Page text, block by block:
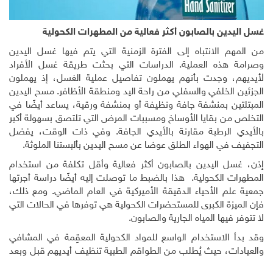
غسل اليدين بالصابون أكثر فعالية من المطهرات الكحولية
من المهم الانتباه إلى الفترة الزمنية التي يتم فيها غسل اليدين
وصرامة هذه العملية. الدراسات التي بحثت طريقة غسل الأفراد
لأيديهم، وجدت بأنهم يهملون تفاصيل عملية الغسل، إذ يهملون
الجزئين الخلفي والسفلي من راحة اليد ومنطقة الأظافر. مسح اليدين
المبتلتين بمنشفة جافة ونظيفة أو بمنشفة ورقية، يساعد أيضًا في
التخلص من بقايا الأوساخ ومسببات المرض التي تلتصق بسهولة أكبر
بالأيدي الرطبة مقارنة بالأيدي الجافة. وفي ذات الوقت، يفضل
التجفيف في الهواء الطلق عوضا عن مسح اليدين بألبستنا الملوثة.
إذن، غسل اليدين بالصابون أكثر فعالية وأقل تكلفة من استخدام
المطهرات الكحولية. هذا بالضبط ما توصلت إليه أيضًا دراسة أجرتها
جمعية علم الأحياء الدقيقة الأميركية في العام الماضي. ومع ذلك،
فإن الميزة الكبرى للمستحضرات الكحولية هي توفرها في الحالات التي
لا تتوفر فيها المياه الجارية والصابون.
وقد بدأ الاستخدام الواسع للمواد الكحولية المعقِمة في المشافي
والعيادات، حيث يُطلب من الطواقم الطبية تنظيف أيديهم قبل وبعد